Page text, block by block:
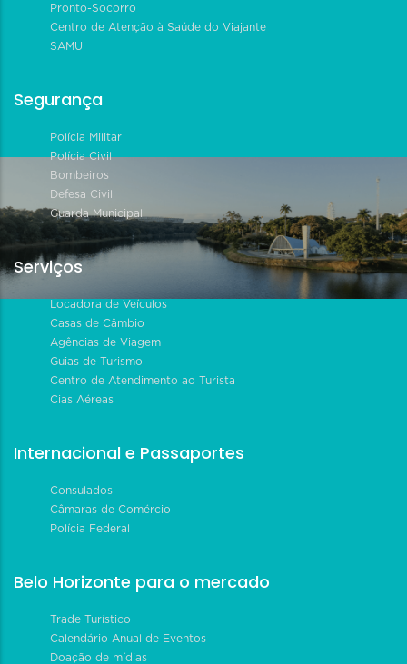
Pronto-Socorro
Centro de Atenção à Saúde do Viajante
SAMU
Segurança
Polícia Militar
Polícia Civil
Bombeiros
Defesa Civil
Guarda Municipal
Serviços
Locadora de Veículos
Casas de Câmbio
Agências de Viagem
Guias de Turismo
Centro de Atendimento ao Turista
Cias Aéreas
Internacional e Passaportes
Consulados
Câmaras de Comércio
Polícia Federal
Belo Horizonte para o mercado
Trade Turístico
Calendário Anual de Eventos
Doação de mídias